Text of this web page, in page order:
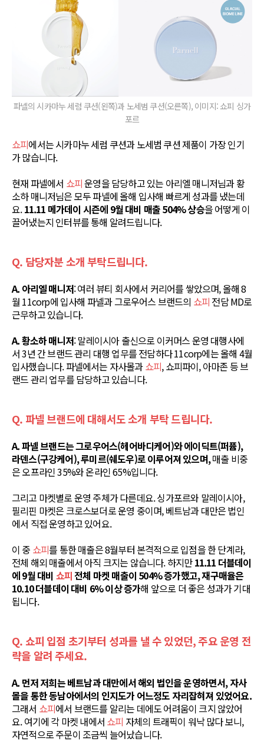
파넬의 시카마누 세럼 쿠션(왼쪽)과 노세범 쿠션(오른쪽), 이미지: 쇼피 싱가
포르
쇼피에서는 시카마누 세럼 쿠션과 노세범 쿠션 제품이 가장 인기
가 많습니다.
현재 파넬에서 쇼피운영을 담당하고 있는 아리엘 매니저님과 황
소하 매니저님은 모두 파넬에 올해 입사해 빠르게 성과를 냈는데
요.11.11 메가데이 시즌에 9월 대비 매출 504% 상승을 어떻게 이
끌어냈는지 인터뷰를 통해 알려드립니다.
Q. 담당자분 소개 부탁드립니다.
A. 아리엘 매니저: 여러 뷰티 회사에서 커리어를 쌓았으며, 올해 8
월 11corp에 입사해 파넬과 그로우어스 브랜드의 쇼피 전담 MD로
근무하고 있습니다.
A. 황소하 매니저: 말레이시아 출신으로 이커머스 운영 대행사에
서 3년 간 브랜드 관리 대행 업무를 전담하다 11corp에는 올해 4월
입사했습니다. 파넬에서는 자사몰과쇼피, 쇼피파이, 아마존 등 브
랜드 관리 업무를 담당하고 있습니다.
Q. 파넬 브랜드에 대해서도 소개 부탁 드립니다.
A. 파넬 브랜드는 그로우어스(헤어바디케어)와 에이딕트(퍼퓸),
라덴스(구강케어), 루미르(쉐도우)로 이루어져 있으며,매출 비중
은 오프라인 35%와 온라인 65%입니다.
그리고 마켓별로 운영 주체가 다른데요. 싱가포르와 말레이시아,
필리핀 마켓은 크로스보더로 운영 중이며, 베트남과 대만은 법인
에서 직접 운영하고 있어요.
이 중 쇼피를 통한 매출은 8월부터 본격적으로 입점을 한 단계라,
전체 해외 매출에서 아직 크지는 않습니다. 하지만11.11 더블데이
에 9월 대비 쇼피전체 마켓 매출이 504% 증가했고, 재구매율은
10.10 더블데이 대비 6% 이상 증가해 앞으로 더 좋은 성과가 기대
됩니다.
Q. 쇼피 입점 초기부터 성과를 낼 수 있었던, 주요 운영 전
략을 알려 주세요.
A. 먼저 저희는 베트남과 대만에서 해외 법인을 운영하면서, 자사
몰을 통한 동남아에서의 인지도가 어느정도 자리잡혀져 있었어요.
그래서 쇼피에서 브랜드를 알리는 데에도 어려움이 크지 않았어
요. 여기에 각 마켓 내에서 쇼피 자체의 트래픽이 워낙 많다 보니,
자연적으로 주문이 조금씩 늘어났습니다.